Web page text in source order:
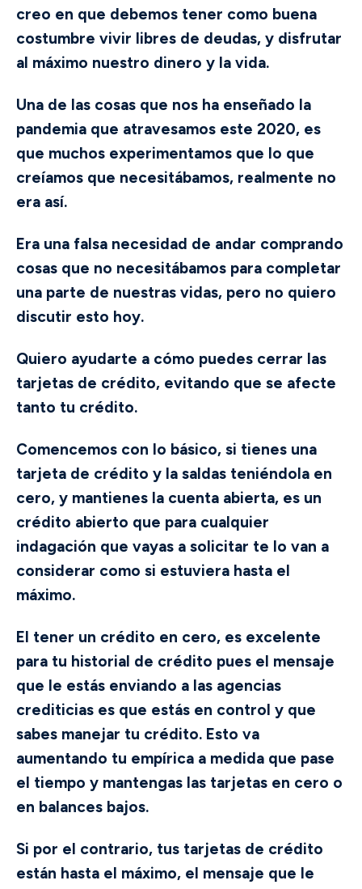
creo en que debemos tener como buena
costumbre vivir libres de deudas, y disfrutar
al máximo nuestro dinero y la vida.
Una de las cosas que nos ha enseñado la
pandemia que atravesamos este 2020, es
que muchos experimentamos que lo que
creíamos que necesitábamos, realmente no
era así.
Era una falsa necesidad de andar comprando
cosas que no necesitábamos para completar
una parte de nuestras vidas, pero no quiero
discutir esto hoy.
Quiero ayudarte a cómo puedes cerrar las
tarjetas de crédito, evitando que se afecte
tanto tu crédito.
Comencemos con lo básico, si tienes una
tarjeta de crédito y la saldas teniéndola en
cero, y mantienes la cuenta abierta, es un
crédito abierto que para cualquier
indagación que vayas a solicitar te lo van a
considerar como si estuviera hasta el
máximo.
El tener un crédito en cero, es excelente
para tu historial de crédito pues el mensaje
que le estás enviando a las agencias
crediticias es que estás en control y que
sabes manejar tu crédito. Esto va
aumentando tu empírica a medida que pase
el tiempo y mantengas las tarjetas en cero o
en balances bajos.
Si por el contrario, tus tarjetas de crédito
están hasta el máximo, el mensaje que le